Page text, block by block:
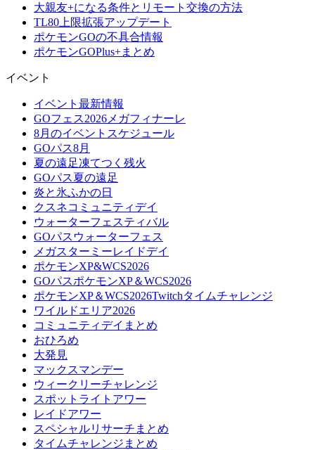
大親友+になる条件とリモート交換の方法
TL80上限拡張アップデート
ポケモンGOの不具合情報
ポケモンGOPlus+まとめ
イベント
イベント最新情報
GOフェス2026メガフィナーレ
8月のイベントスケジュール
GOパス8月
夏の遠足凍てつく残火
GOパス夏の遠足
炎と氷ふかの日
クスネコミュニティデイ
ウォーターフェスティバル
GOパスウォーターフェス
メガスターミーレイドデイ
ポケモンXP&WCS2026
GOパスポケモンXP＆WCS2026
ポケモンXP＆WCS2026Twitchタイムチャレンジ
ワイルドエリア2026
コミュニティデイまとめ
おひろめ
大発見
マックスマンデー
ウィークリーチャレンジ
スポットライトアワー
レイドアワー
スペシャルリサーチまとめ
タイムチャレンジまとめ